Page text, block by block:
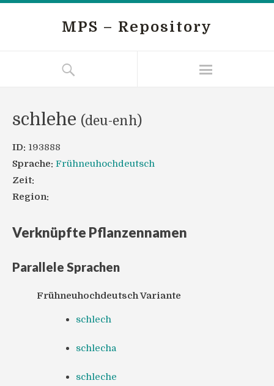
MPS – Repository
schlehe (deu-enh)
ID: 193888
Sprache: Frühneuhochdeutsch
Zeit:
Region:
Verknüpfte Pflanzennamen
Parallele Sprachen
Frühneuhochdeutsch Variante
schlech
schlecha
schleche